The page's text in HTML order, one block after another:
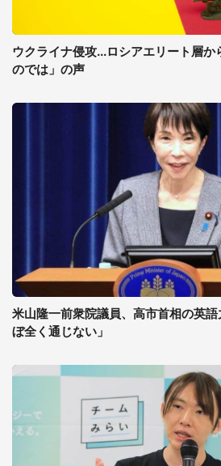
ウクライナ侵攻...ロシアエリート層
のでは」の声
米山隆一前衆院議員、高市首相の英
ぼ全く通じない」